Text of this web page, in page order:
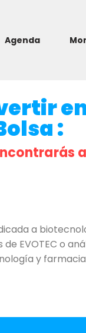
Agenda
:
a
EVOTEC o
y